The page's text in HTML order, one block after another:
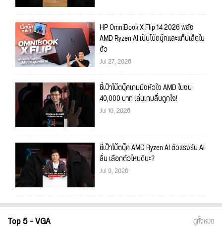
HP OmniBook X Flip 14 2026 พลัง
AMD Ryzen AI เป็นโน้ตบุ๊กและแท็ปเล็ตใน
ตัว
Jul 27, 2026
ชี้เป้าโน้ตบุ๊คเกมมิ่งหัวใจ AMD ในงบ
40,000 บาท เล่นเกมลื่นถูกใจ!
Jul 19, 2026
ชี้เป้าโน้ตบุ๊ค AMD Ryzen AI ตัวแรงรัน AI
ลื่น เลือกตัวไหนดีนะ?
Jul 9, 2026
Top 5 - VGA ดูทั้งหมด